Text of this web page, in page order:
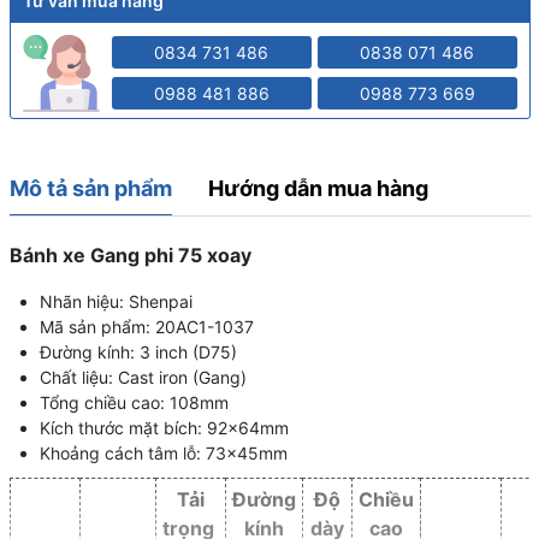
0834 731 486 0838 071 486
0988 481 886 0988 773 669
Mô tả sản phẩm Hướng dẫn mua hàng
Bánh xe Gang phi 75 xoay
Nhãn hiệu: Shenpai
Mã sản phẩm: 20AC1-1037
Đường kính: 3 inch (D75)
Chất liệu: Cast iron (Gang)
Tổng chiều cao: 108mm
Kích thước mặt bích: 92x64mm
Khoảng cách tâm lỗ: 73x45mm
Tải
trọng
Đường
kính
Độ
dày
Chiều
cao